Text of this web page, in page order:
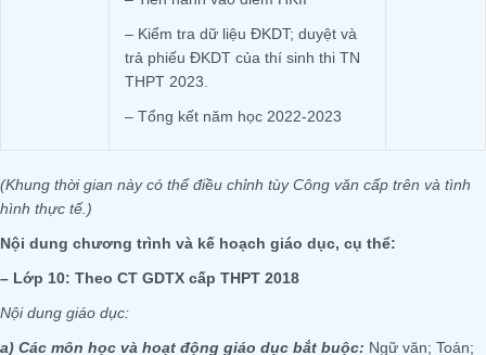
– Kiểm tra dữ liệu ĐKDT; duyệt và
trả phiếu ĐKDT của thí sinh thi TN
THPT 2023.
– Tổng kết năm học 2022-2023
(Khung thời gian này có thể điều chỉnh tùy Công văn cấp trên và tình
hình thực tế.)
Nội dung chương trình và kế hoạch giáo dục, cụ thể:
– Lớp 10: Theo CT GDTX cấp THPT 2018
Nội dung giáo dục:
a) Các môn học và hoạt động giáo dục bắt buộc: Ngữ văn; Toán;